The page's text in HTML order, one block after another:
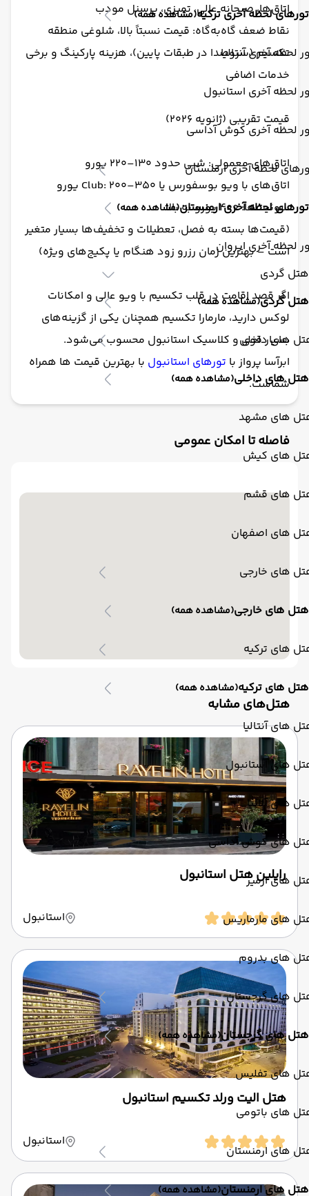
تورهای لحظه آخری ترکیه(مشاهده همه)
لحظه آخری آنتالیا
لحظه آخری استانبول
لحظه آخری کوش آداسی
لحظه آخری ارمنستان
تورهای لحظه آخری ارمنستان(مشاهده همه)
لحظه آخری ایروان
هتل گردی
هتل گردی(مشاهده همه)
های داخلی
هتل های داخلی(مشاهده همه)
های مشهد
های کیش
های قشم
های اصفهان
های خارجی
هتل های خارجی(مشاهده همه)
های ترکیه
هتل های ترکیه(مشاهده همه)
های آنتالیا
های استانبول
های آلانیا
های کوش آداسی
های ازمیر
های مارماریس
های بدروم
های گرجستان
هتل های گرجستان(مشاهده همه)
های تفلیس
های باتومی
های ارمنستان
هتل های ارمنستان(مشاهده همه)
اتاق‌ها، صبحانه عالی، تمیزی، پرسنل مودب
نقاط ضعف گاه‌به‌گاه: قیمت نسبتاً بالا، شلوغی منطقه
تکسیم (سروصدا در طبقات پایین)، هزینه پارکینگ و برخی
خدمات اضافی
قیمت تقریبی (ژانویه ۲۰۲۶)
اتاق‌های معمولی: شبی حدود ۱۳۰–۲۲۰ یورو
اتاق‌های با ویو بوسفورس یا Club: ۲۰۰–۳۵۰ یورو
سوئیت‌ها: ۴۰۰ یورو به بالا
(قیمت‌ها بسته به فصل، تعطیلات و تخفیف‌ها بسیار متغیر
است – بهترین زمان رزرو زود هنگام یا پکیج‌های ویژه)
اگر قصد اقامت در قلب تکسیم با ویو عالی و امکانات
لوکس دارید، مارمارا تکسیم همچنان یکی از گزینه‌های
بسیار قوی و کلاسیک استانبول محسوب می‌شود.
ابرآسا پرواز با تورهای استانبول با بهترین قیمت ها همراه
شماست.
فاصله تا امکان عمومی
‌هتل‌های مشابه
رایلین هتل استانبول
استانبول
هتل الیت ورلد تکسیم استانبول
استانبول